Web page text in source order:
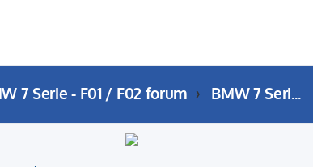
7 Serie - F01 / F02 forum BMW 7 Serie (F01 / F02) Performance en tuning